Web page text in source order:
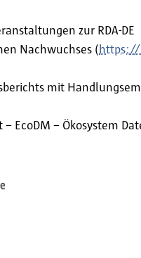
zur RDA-DE
Nachwuchses (
mit
EcoDM – Ökosystem